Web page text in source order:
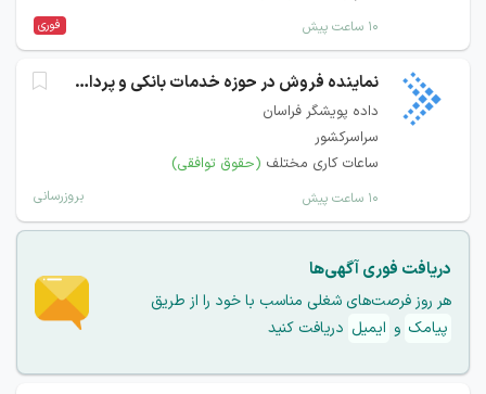
۱۰ ساعت پیش فوری
نماینده فروش در حوزه خدمات بانکی و پرداخت
داده پویشگر فراسان
سراسرکشور
ساعات کاری مختلف (حقوق توافقی)
۱۰ ساعت پیش بروزرسانی
دریافت فوری آگهی‌ها
هر روز فرصت‌های شغلی مناسب با خود را از طریق
پیامک و ایمیل دریافت کنید